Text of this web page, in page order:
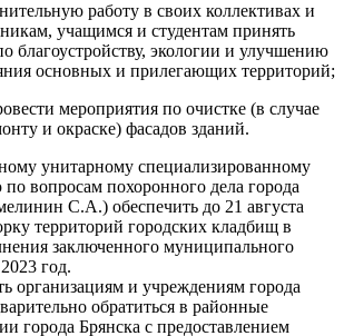
работу в своих коллективах и
учащимся и студентам принять
благоустройству, экологии и улучшению
основных и прилегающих территорий;
мероприятия по очистке (в случае
и окраске) фасадов зданий.
унитарному специализированному
вопросам похоронного дела города
С.А.) обеспечить до 21 августа
территорий городских кладбищ в
заключенного муниципального
год.
организациям и учреждениям города
обратиться в районные
города Брянска с предоставлением